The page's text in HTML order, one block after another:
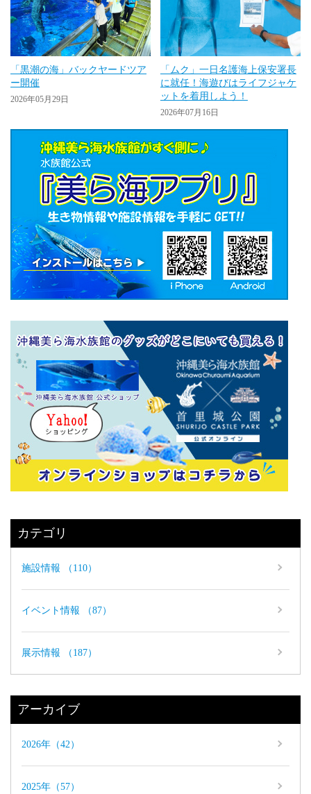
「黒潮の海」バックヤードツア
ー開催
2026年05月29日
「ムク」一日名護海上保安署長
に就任！海遊びはライフジャケ
ットを着用しよう！
2026年07月16日
カテゴリ
施設情報 （110）
イベント情報 （87）
展示情報 （187）
アーカイブ
2026年（42）
2025年（57）